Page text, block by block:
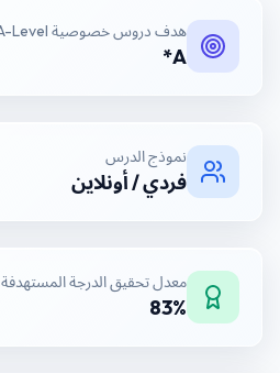
هدف دروس خصوصية A-Level علم الاجتماع
A*
نموذج الدرس
فردي / أونلاين
معدل تحقيق الدرجة المستهدفة
83%